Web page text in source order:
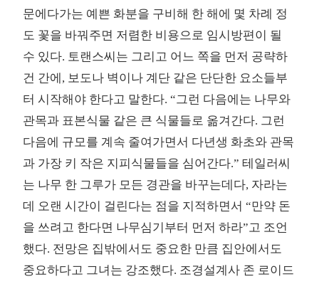
문에다가는 예쁜 화분을 구비해 한 해에 몇 차례 정
도 꽃을 바꿔주면 저렴한 비용으로 임시방편이 될
수 있다. 토랜스씨는 그리고 어느 쪽을 먼저 공략하
건 간에, 보도나 벽이나 계단 같은 단단한 요소들부
터 시작해야 한다고 말한다. “그런 다음에는 나무와
관목과 표본식물 같은 큰 식물들로 옮겨간다. 그런
다음에 규모를 계속 줄여가면서 다년생 화초와 관목
과 가장 키 작은 지피식물들을 심어간다.” 테일러씨
는 나무 한 그루가 모든 경관을 바꾸는데다, 자라는
데 오랜 시간이 걸린다는 점을 지적하면서 “만약 돈
을 쓰려고 한다면 나무심기부터 먼저 하라”고 조언
했다. 전망은 집밖에서도 중요한 만큼 집안에서도
중요하다고 그녀는 강조했다. 조경설계사 존 로이드